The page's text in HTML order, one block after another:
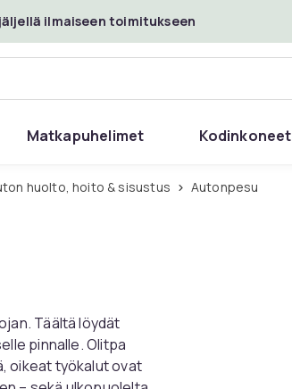
ilmaiseen toimitukseen
Matkapuhelimet Kodinkoneet
huolto, hoito & sisustus Autonpesu
Täältä löydät
pinnalle. Olitpa
oikeat työkalut ovat